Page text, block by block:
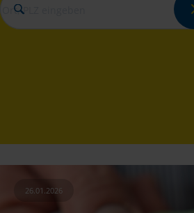
26.01.2026